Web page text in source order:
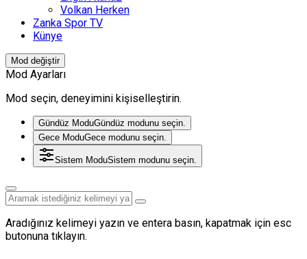
Volkan Herken
Zanka Spor TV
Künye
Mod değiştir
Mod Ayarları
Mod seçin, deneyimini kişiselleştirin.
Gündüz ModuGündüz modunu seçin.
Gece ModuGece modunu seçin.
Sistem ModuSistem modunu seçin.
Aradığınız kelimeyi yazın ve entera basın, kapatmak için esc
butonuna tıklayın.